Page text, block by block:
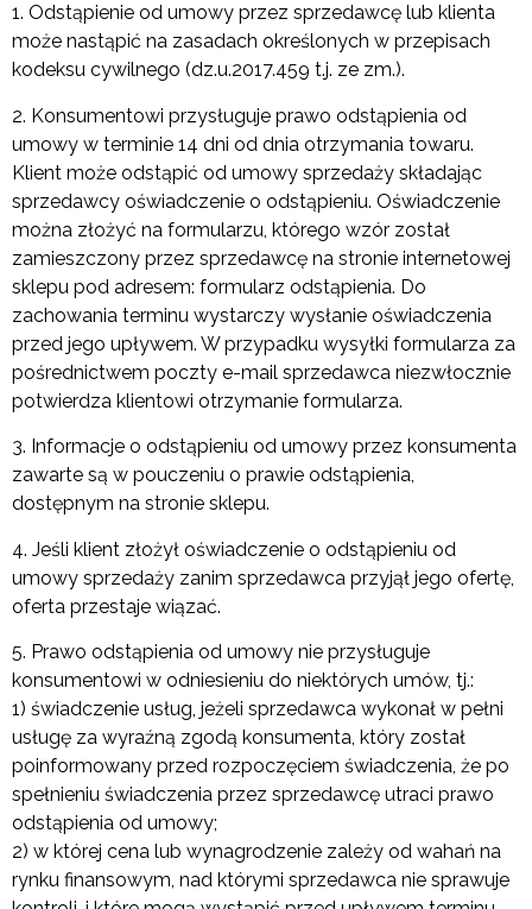
1. Odstąpienie od umowy przez sprzedawcę lub klienta
może nastąpić na zasadach określonych w przepisach
kodeksu cywilnego (dz.u.2017.459 t.j. ze zm.).
2. Konsumentowi przysługuje prawo odstąpienia od
umowy w terminie 14 dni od dnia otrzymania towaru.
Klient może odstąpić od umowy sprzedaży składając
sprzedawcy oświadczenie o odstąpieniu. Oświadczenie
można złożyć na formularzu, którego wzór został
zamieszczony przez sprzedawcę na stronie internetowej
sklepu pod adresem: formularz odstąpienia. Do
zachowania terminu wystarczy wysłanie oświadczenia
przed jego upływem. W przypadku wysyłki formularza za
pośrednictwem poczty e-mail sprzedawca niezwłocznie
potwierdza klientowi otrzymanie formularza.
3. Informacje o odstąpieniu od umowy przez konsumenta
zawarte są w pouczeniu o prawie odstąpienia,
dostępnym na stronie sklepu.
4. Jeśli klient złożył oświadczenie o odstąpieniu od
umowy sprzedaży zanim sprzedawca przyjął jego ofertę,
oferta przestaje wiązać.
5. Prawo odstąpienia od umowy nie przysługuje
konsumentowi w odniesieniu do niektórych umów, tj.:
1) świadczenie usług, jeżeli sprzedawca wykonał w pełni
usługę za wyraźną zgodą konsumenta, który został
poinformowany przed rozpoczęciem świadczenia, że po
spełnieniu świadczenia przez sprzedawcę utraci prawo
odstąpienia od umowy;
2) w której cena lub wynagrodzenie zależy od wahań na
rynku finansowym, nad którymi sprzedawca nie sprawuje